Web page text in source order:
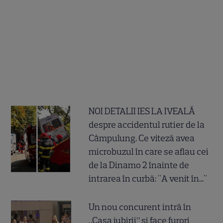
NOI DETALII IES LA IVEALĂ
despre accidentul rutier de la
Câmpulung. Ce viteză avea
microbuzul în care se aflau cei
de la Dinamo 2 înainte de
intrarea în curbă: "A venit în..."
Un nou concurent intră în
„Casa iubirii” și face furori